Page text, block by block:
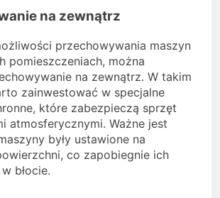
na zewnątrz
przechowywania maszyn
pomieszczeniach, można
na zewnątrz. W takim
zainwestować w specjalne
które zabezpieczą sprzęt
atmosferycznymi. Ważne jest
były ustawione na
co zapobiegnie ich
błocie.